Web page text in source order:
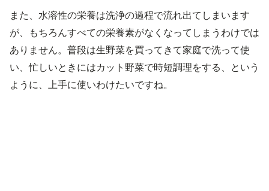
また、水溶性の栄養は洗浄の過程で流れ出てしまいます
が、もちろんすべての栄養素がなくなってしまうわけでは
ありません。普段は生野菜を買ってきて家庭で洗って使
い、忙しいときにはカット野菜で時短調理をする、という
ように、上手に使いわけたいですね。